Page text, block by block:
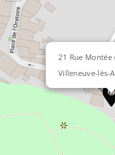
21 Rue Montée
Villeneuve-lès-